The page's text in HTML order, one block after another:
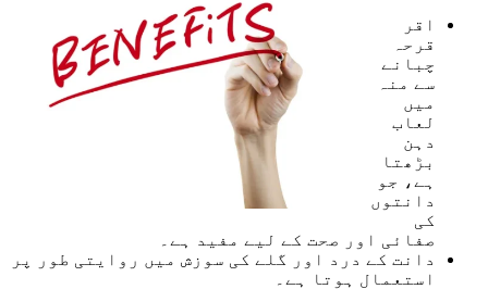
اقر
قرحہ
چبانے
سے منہ
میں
لعاب
دہن
بڑھتا
ہے، جو
دانتوں
کی
صفائی اور صحت کے لیے مفید ہے۔
دانت کے درد اور گلے کی سوزش میں روایتی طور پر
استعمال ہوتا ہے۔